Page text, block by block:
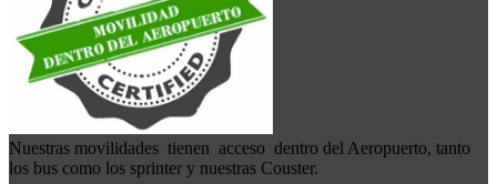
Nuestras movilidades tienen acceso dentro del Aeropuerto, tanto
los bus como los sprinter y nuestras Couster.